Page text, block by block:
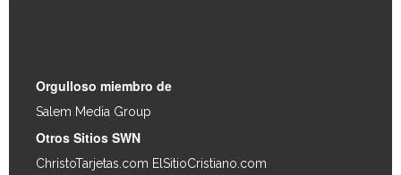
Orgulloso miembro de
Salem Media Group
Otros Sitios SWN
ChristoTarjetas.com ElSitioCristiano.com